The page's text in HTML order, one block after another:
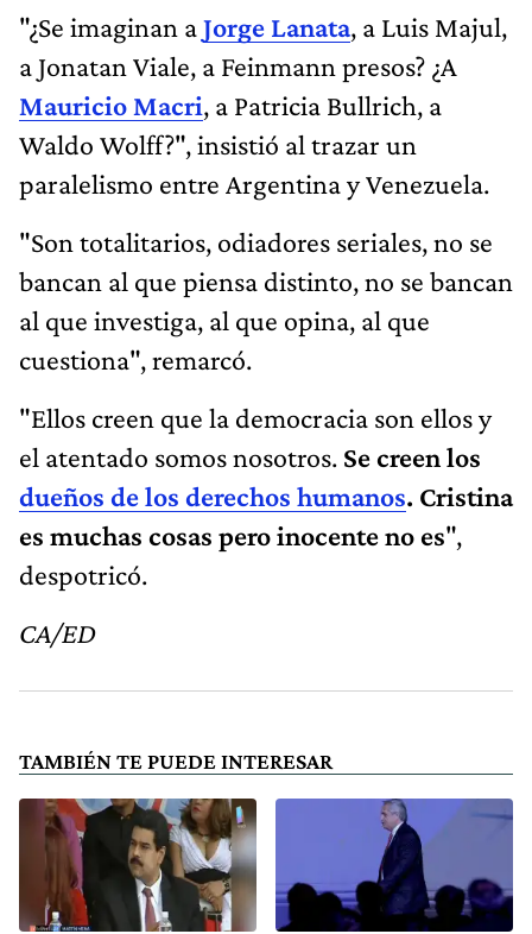
"¿Se imaginan aJorge Lanata, a Luis Majul,
a Jonatan Viale, a Feinmann presos? ¿A
Mauricio Macri, a Patricia Bullrich, a
Waldo Wolff?", insistió al trazar un
paralelismo entre Argentina y Venezuela.
"Son totalitarios, odiadores seriales, no se
bancan al que piensa distinto, no se bancan
al que investiga, al que opina, al que
cuestiona", remarcó.
"Ellos creen que la democracia son ellos y
el atentado somos nosotros. Se creen los
dueños de los derechos humanos. Cristina
es muchas cosas pero inocente no es",
despotricó.
CA/ED
TAMBIÉN TE PUEDE INTERESAR